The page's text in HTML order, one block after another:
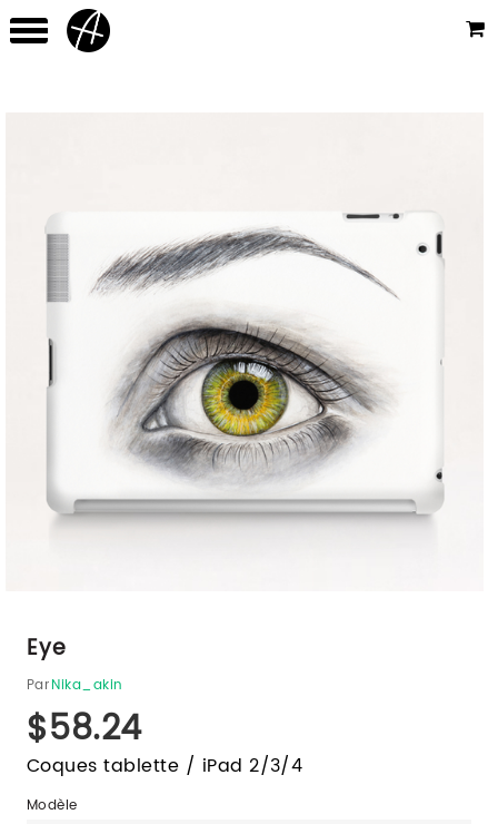
Eye
ParNika_akin
$58.24
Coques tablette / iPad 2/3/4
Modèle